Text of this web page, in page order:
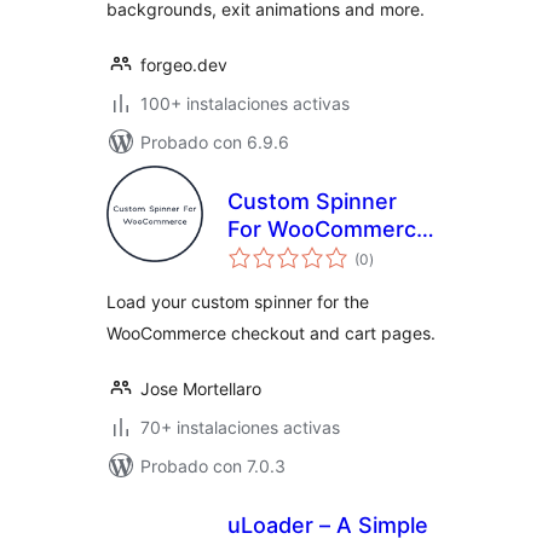
backgrounds, exit animations and more.
forgeo.dev
100+ instalaciones activas
Probado con 6.9.6
Custom Spinner
For WooCommerce:
custom spinner for
checkout and cart
pages
(0total
de
)
Load your custom spinner for the
WooCommerce checkout and cart pages.
Jose Mortellaro
70+ instalaciones activas
Probado con 7.0.3
uLoader – A Simple